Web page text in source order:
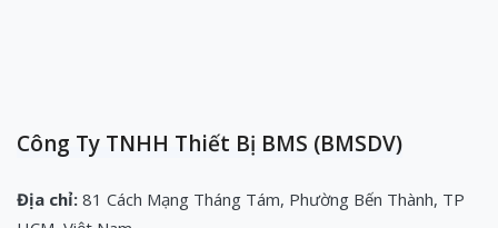
Công Ty TNHH Thiết Bị BMS (BMSDV)
Địa chỉ: 81 Cách Mạng Tháng Tám, Phường Bến Thành, TP